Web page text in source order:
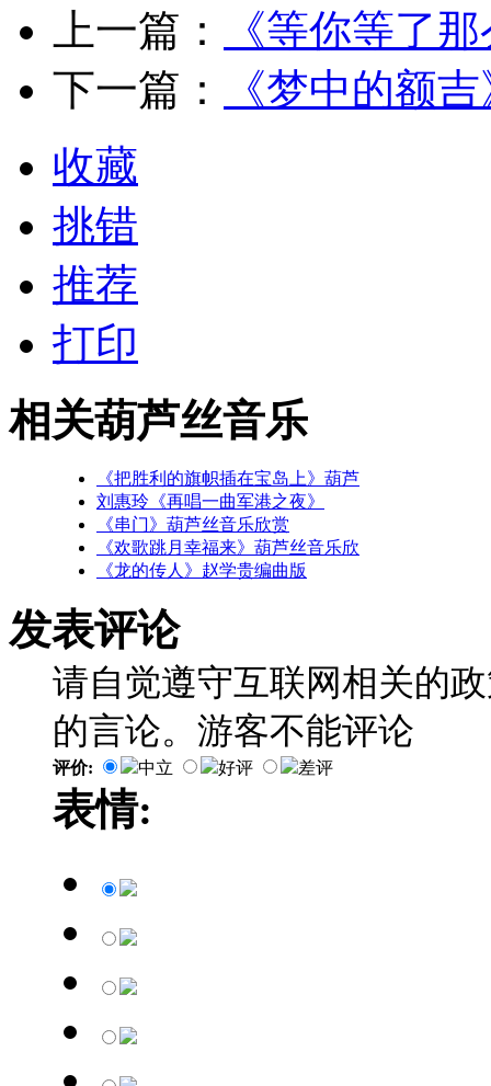
上一篇：
《等你等了
下一篇：
《梦中的额
收藏
挑错
推荐
打印
相关葫芦丝音乐
《把胜利的旗帜插在宝岛上》葫芦
刘惠玲《再唱一曲军港之夜》
《串门》葫芦丝音乐欣赏
《欢歌跳月幸福来》葫芦丝音乐欣
《龙的传人》赵学贵编曲版
发表评论
请自觉遵守互联网相关的
的言论。游客不能评论
评价: 中立 好评 差评
表情: